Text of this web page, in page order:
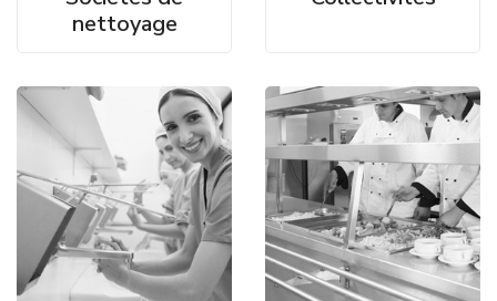
nettoyage